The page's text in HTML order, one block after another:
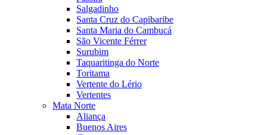
Salgadinho
Santa Cruz do Capibaribe
Santa Maria do Cambucá
São Vicente Férrer
Surubim
Taquaritinga do Norte
Toritama
Vertente do Lério
Vertentes
Mata Norte
Aliança
Buenos Aires